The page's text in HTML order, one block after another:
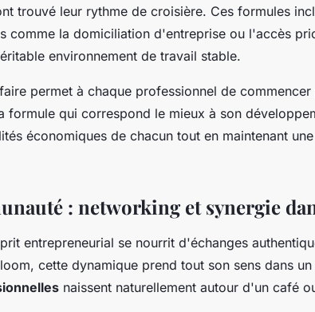
trouvé leur rythme de croisière. Ces formules
comme la domiciliation d'entreprise ou l'accès
environnement de travail stable.
permet à chaque professionnel de
formule qui correspond le mieux à son
économiques de chacun tout en maintenant une
: networking et synergie
entrepreneurial se nourrit d'échanges
cette dynamique prend tout son sens dans
naissent naturellement autour d'un café